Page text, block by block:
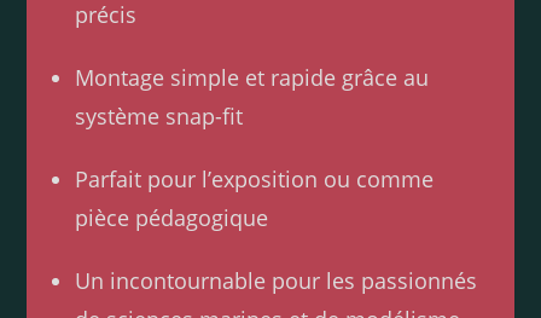
précis
Montage simple et rapide grâce au
système snap-fit
Parfait pour l’exposition ou comme
pièce pédagogique
Un incontournable pour les passionnés